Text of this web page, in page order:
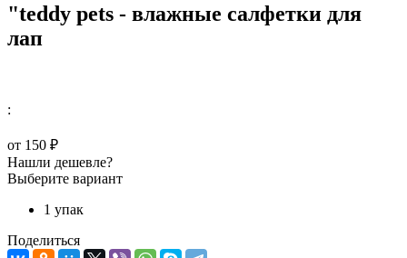
"teddy pets - влажные салфетки для
лап
:
от 150 ₽
Нашли дешевле?
Выберите вариант
1 упак
Поделиться